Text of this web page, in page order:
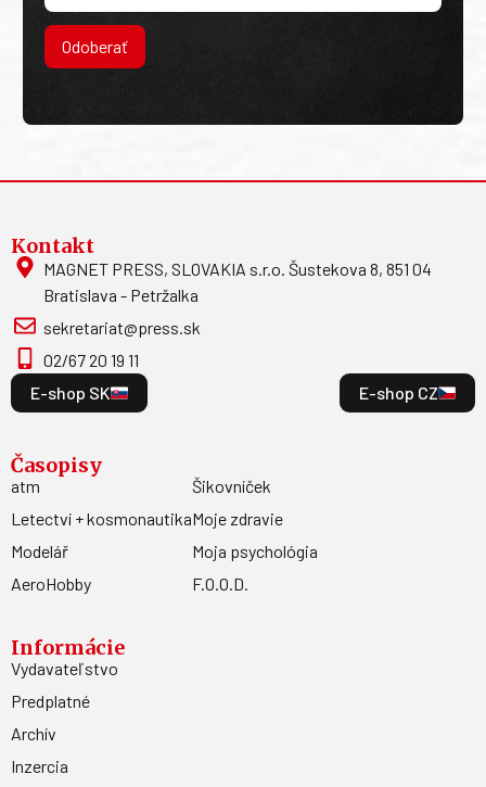
Odoberať
Kontakt
MAGNET PRESS, SLOVAKIA s.r.o. Šustekova 8, 851 04
Bratislava - Petržalka
sekretariat@press.sk
02/67 20 19 11
E-shop SK
E-shop CZ
Časopisy
atm
Letectví + kosmonautika
Modelář
AeroHobby
Šikovníček
Moje zdravie
Moja psychológia
F.O.O.D.
Informácie
Vydavateľstvo
Predplatné
Archív
Inzercia